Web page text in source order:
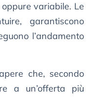
variabile. Le
garantiscono
l’andamento
che, secondo
a un’offerta più